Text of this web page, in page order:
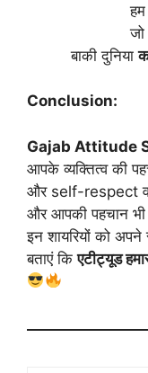
बाकी दुनिया
Conclusion:
Gajab Attitude
आपके व्यक्तित्व की
और self-respect
और आपकी पहचान
इन शायरियों को
बताएं किएटीट्यूड